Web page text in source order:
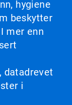
hygiene
beskytter
mer enn
datadrevet
i